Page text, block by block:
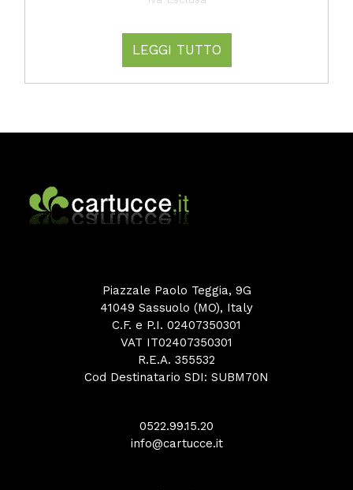
LEGGI TUTTO
Piazzale Paolo Teggia, 9G
41049 Sassuolo (MO), Italy
C.F. e P.I. 02407350301
VAT IT02407350301
R.E.A. 355532
Cod Destinatario SDI: SUBM70N
0522.99.15.20
info@cartucce.it